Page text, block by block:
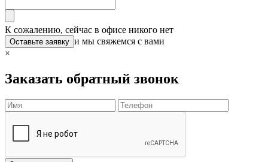
К сожалению, сейчас в офисе никого нет
Оставьте заявку и мы свяжемся с вами
×
Заказать обратный звонок